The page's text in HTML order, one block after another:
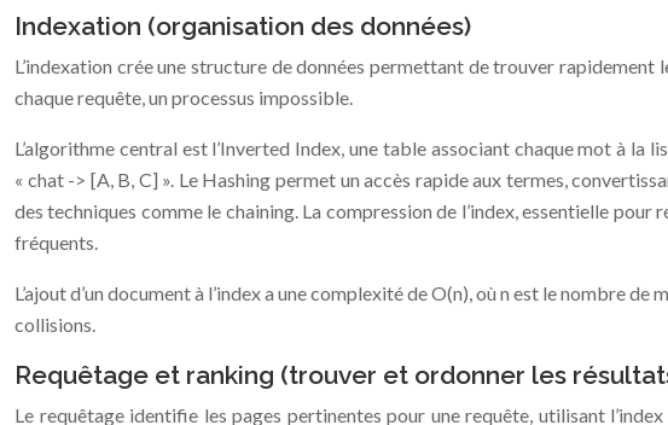
Indexation (organisation des données)
L’indexation crée une structure de données permettant de trouver
chaque requête, un processus impossible.
L’algorithme central est l’Inverted Index, une table associant chaque mot à la
« chat -> [A, B, C] ». Le Hashing permet un accès rapide aux termes,
des techniques comme le chaining. La compression de l’index, essentielle
fréquents.
L’ajout d’un document à l’index a une complexité de O(n), où n est le nombre
collisions.
Requêtage et ranking (trouver et ordonner les
Le requêtage identifie les pages pertinentes pour une requête, utilisant